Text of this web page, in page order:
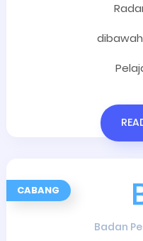
CABANG
Badan